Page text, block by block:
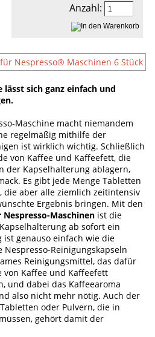
Anzahl:
lässt sich ganz einfach und
Maschine macht niemandem
regelmäßig mithilfe der
ist wirklich wichtig. Schließlich
von Kaffee und Kaffeefett, die
der Kapselhalterung ablagern,
Es gibt jede Menge Tabletten
die aber alle ziemlich zeitintensiv
Ergebnis bringen. Mit den
Maschinen ist die
ab sofort ein
ist genauso einfach wie die
Reinigungskapseln
Reinigungsmittel, das dafür
von Kaffee und Kaffeefett
und dabei das Kaffeearoma
also nicht mehr nötig. Auch der
oder Pulvern, die in
gehört damit der